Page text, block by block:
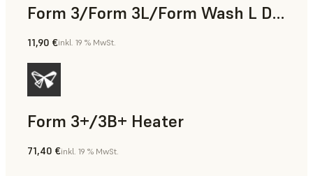
Form 3/Form 3L/Form Wash L Display Cable
11,90 €inkl. 19 % MwSt.
Form 3+/3B+ Heater
71,40 €inkl. 19 % MwSt.